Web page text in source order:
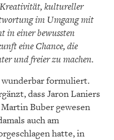
Kreativität, kultureller
im Umgang mit
in einer bewussten
eine Chance, die
und freier zu machen.
wunderbar formuliert.
dass Jaron Laniers
Buber gewesen
auch am
hatte, in